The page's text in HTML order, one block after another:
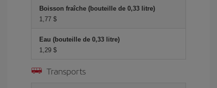
Boisson fraîche (bouteille de 0,33 litre)
1,77 $
Eau (bouteille de 0,33 litre)
1,29 $
Transports